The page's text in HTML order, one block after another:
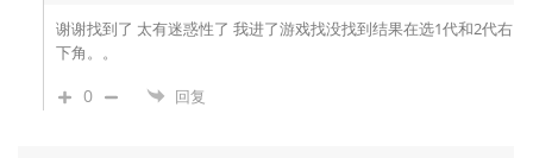
谢谢找到了 太有迷惑性了 我进了游戏找没找到结果在选1代和2代右
下角。。
0 回复